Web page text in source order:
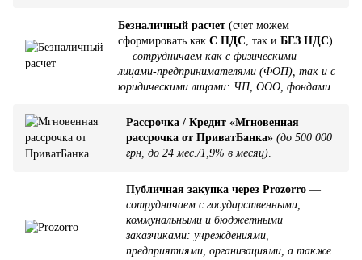
Безналичный расчет (счет можем
сформировать как С НДС , так и БЕЗ НДС)
— сотрудничаем как с физическими
лицами-предпринимателями (ФОП), так и с
юридическими лицами: ЧП, ООО, фондами
Рассрочка / Кредит «Мгновенная
рассрочка от ПриватБанка» (до 500 000
грн, до 24 мес./1,9% в месяц).
Публичная закупка через Prozorro —
сотрудничаем с государственными,
коммунальными и бюджетными
заказчиками: учреждениями,
предприятиями, организациями, а также